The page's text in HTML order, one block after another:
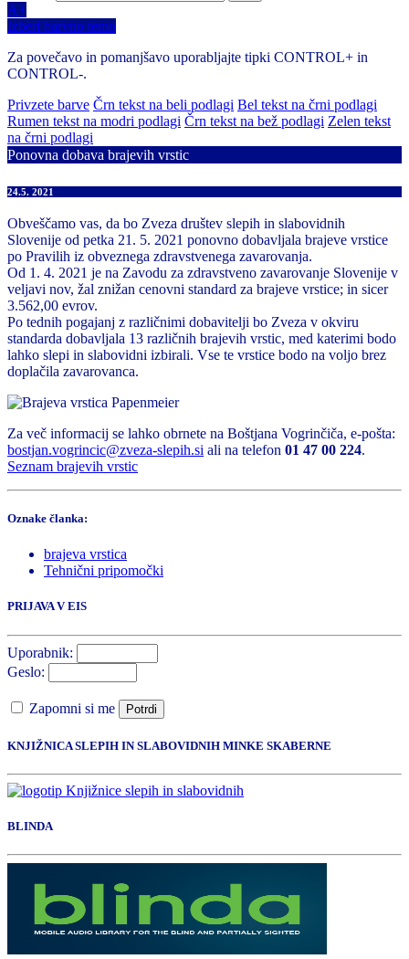
A+
Izberi barvno temo
Za povečavo in pomanjšavo uporabljajte tipki CONTROL+ in
CONTROL-.
Privzete barve Črn tekst na beli podlagi Bel tekst na črni podlagi
Rumen tekst na modri podlagi Črn tekst na bež podlagi Zelen tekst
na črni podlagi
Ponovna dobava brajevih vrstic
24.5. 2021
Obveščamo vas, da bo Zveza društev slepih in slabovidnih
Slovenije od petka 21. 5. 2021 ponovno dobavljala brajeve vrstice
po Pravilih iz obveznega zdravstvenega zavarovanja.
Od 1. 4. 2021 je na Zavodu za zdravstveno zavarovanje Slovenije v
veljavi nov, žal znižan cenovni standard za brajeve vrstice; in sicer
3.562,00 evrov.
Po tednih pogajanj z različnimi dobavitelji bo Zveza v okviru
standarda dobavljala 13 različnih brajevih vrstic, med katerimi bodo
lahko slepi in slabovidni izbirali. Vse te vrstice bodo na voljo brez
doplačila zavarovanca.
Za več informacij se lahko obrnete na Boštjana Vogrinčiča, e-pošta:
bostjan.vogrincic@zveza-slepih.si ali na telefon 01 47 00 224.
Seznam brajevih vrstic
Oznake članka:
brajeva vrstica
Tehnični pripomočki
PRIJAVA V EIS
Uporabnik:
Geslo:
Zapomni si me Potrdi
KNJIŽNICA SLEPIH IN SLABOVIDNIH MINKE SKABERNE
BLINDA